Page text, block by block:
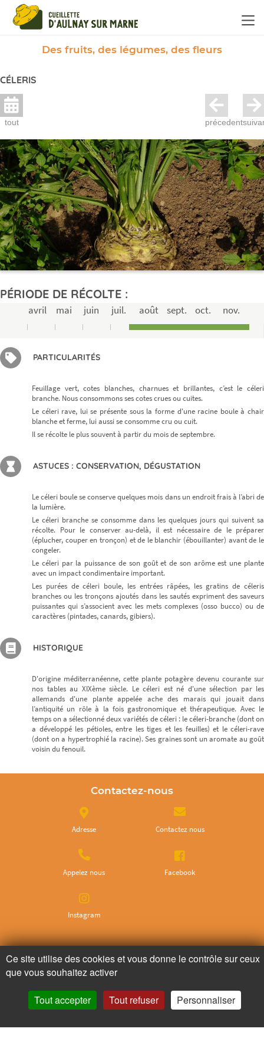
Des fruits, des légumes, des fleurs
CÉLERIS
tout précedent
PÉRIODE DE RÉCOLTE :
avril mai juin juil. août sept. oct. nov.
PARTICULARITÉS
Feuillage vert, cotes blanches, charnues et brillantes, c’est le céleri
branche. Nous consommons ses cotes crues ou cuites.
Le céleri rave, lui se présente sous la forme d'une racine boule à chair
blanche et ferme, lui aussi se consomme cru ou cuit.
Il se récolte le plus souvent à partir du mois de septembre.
ASTUCES : CONSERVATION, DÉGUSTATION
Le céleri boule se conserve quelques mois dans un endroit frais à l’abri de
la lumière.
Le céleri branche se consomme dans les quelques jours qui suivent sa
récolte. Pour le conserver au-delà, il est nécessaire de le préparer
(éplucher, couper en tronçon) et de le blanchir (ébouillanter) avant de le
congeler.
Le céleri par la puissance de son goût et de son arôme est une plante
avec un impact condimentaire important.
Les purées de céleri boule, les entrées râpées, les gratins de céleris
branches ou les tronçons ajoutés dans les sautés expriment des saveurs
puissantes qui s’associent avec les mets complexes (osso bucco) ou de
caractères (pintades, canards, gibiers).
HISTORIQUE
D'origine méditerranéenne, cette plante potagère devenu courante sur
nos tables au XIXème siècle. Le céleri est né d'une sélection par les
allemands d'une plante appelée ache des marais qui jouait dans
l’antiquité un rôle à la fois gastronomique et thérapeutique. Avec le
temps on a sélectionné deux variétés de céleri : le céleri-branche (dont on
a développé les pétioles, entre les tiges et les feuilles) et le céleri-rave
(dont on a hypertrophié la racine). Ses graines sont un aromate au goût
voisin du fenouil.
Contactez-nous
Adresse Contactez nous
Appelez nous Facebook
Instagram
Je m’inscris
Panneau de gestion des cookies
Ce site utilise des cookies et vous donne le contrôle sur ceux
que vous souhaitez activer
Tout accepter Tout refuser Personnaliser